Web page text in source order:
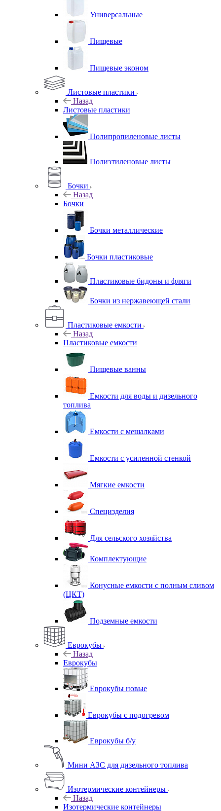
Универсальные
Пищевые
Пищевые эконом
Листовые пластики
Назад
Листовые пластики
Полипропиленовые листы
Полиэтиленовые листы
Бочки
Назад
Бочки
Бочки металлические
Бочки пластиковые
Пластиковые бидоны и фляги
Бочки из нержавеющей стали
Пластиковые емкости
Назад
Пластиковые емкости
Пищевые ванны
Емкости для воды и дизельного
топлива
Емкости с мешалками
Емкости с усиленной стенкой
Мягкие емкости
Специзделия
Для сельского хозяйства
Комплектующие
Конусные емкости с полным сливом
(ЦКТ)
Подземные емкости
Еврокубы
Назад
Еврокубы
Еврокубы новые
Еврокубы с подогревом
Еврокубы б/у
Мини АЗС для дизельного топлива
Изотермические контейнеры
Назад
Изотермические контейнеры